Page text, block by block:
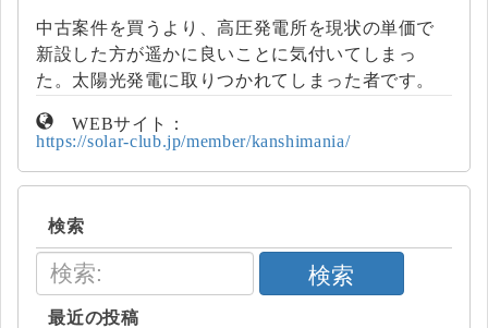
中古案件を買うより、高圧発電所を現状の単価で
新設した方が遥かに良いことに気付いてしまっ
た。太陽光発電に取りつかれてしまった者です。
WEBサイト：
https://solar-club.jp/member/kanshimania/
検索
検索
最近の投稿